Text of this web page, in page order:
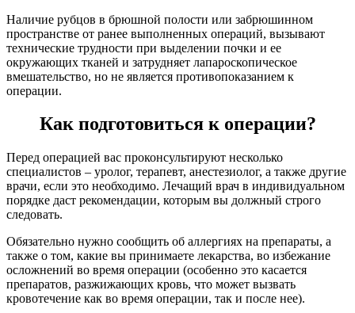
Наличие рубцов в брюшной полости или забрюшинном
пространстве от ранее выполненных операций, вызывают
технические трудности при выделении почки и ее
окружающих тканей и затрудняет лапароскопическое
вмешательство, но не является противопоказанием к
операции.
Как подготовиться к операции?
Перед операцией вас проконсультируют несколько
специалистов – уролог, терапевт, анестезиолог, а также другие
врачи, если это необходимо. Лечащий врач в индивидуальном
порядке даст рекомендации, которым вы должный строго
следовать.
Обязательно нужно сообщить об аллергиях на препараты, а
также о том, какие вы принимаете лекарства, во избежание
осложнений во время операции (особенно это касается
препаратов, разжижающих кровь, что может вызвать
кровотечение как во время операции, так и после нее).